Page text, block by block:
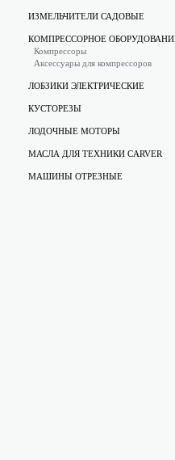
ИЗМЕЛЬЧИТЕЛИ САДОВЫЕ
КОМПРЕССОРНОЕ
Компрессоры
Аксессуары для компрессоров
ЛОБЗИКИ ЭЛЕКТРИЧЕСКИЕ
КУСТОРЕЗЫ
ЛОДОЧНЫЕ МОТОРЫ
МАСЛА ДЛЯ ТЕХНИКИ CARVER
МАШИНЫ ОТРЕЗНЫЕ